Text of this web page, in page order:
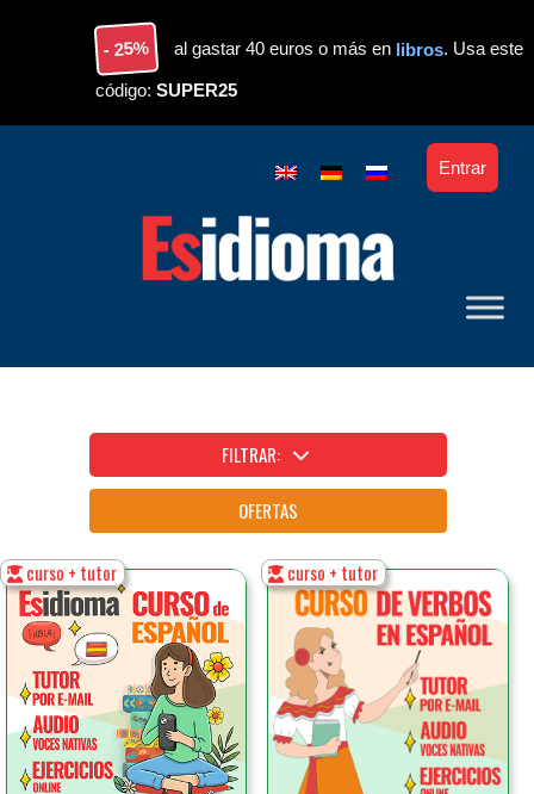
- 25% al gastar 40 euros o más en libros. Usa este
código: SUPER25
Entrar
FILTRAR:
OFERTAS
curso + tutor
Este
producto
tiene
múltiples
variantes.
Las
opciones
pueden
curso + tutor
Este
producto
tiene
múltiples
variantes.
Las
opciones
se
pueden